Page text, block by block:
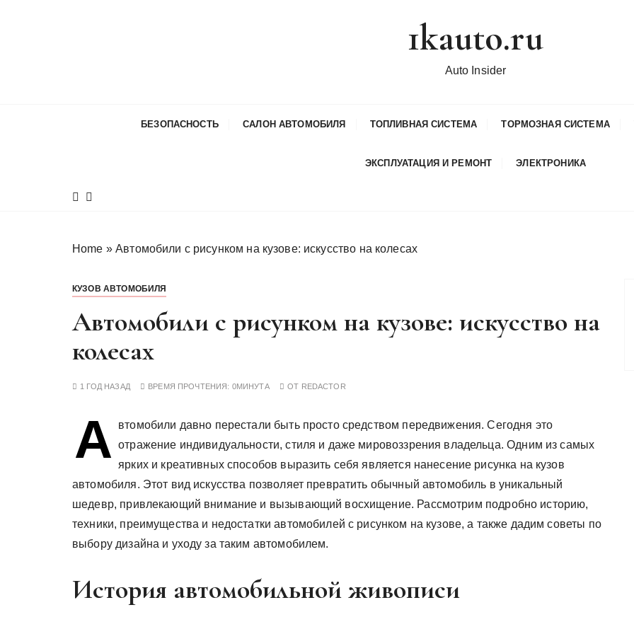
1kauto.ru
Auto Insider
БЕЗОПАСНОСТЬ САЛОН АВТОМОБИЛЯ ТОПЛИВНАЯ СИСТЕМА ТОРМОЗНАЯ СИСТЕМА
ЭКСПЛУАТАЦИЯ И РЕМОНТ ЭЛЕКТРОНИКА
Home »Автомобили с рисунком на кузове: искусство на колесах
КУЗОВ АВТОМОБИЛЯ
Автомобили с рисунком на кузове: искусство на
колесах
1 ГОД НАЗАД ВРЕМЯ ПРОЧТЕНИЯ: 0МИНУТА ОТ REDACTOR
А
втомобили давно перестали быть просто средством передвижения. Сегодня это
отражение индивидуальности, стиля и даже мировоззрения владельца. Одним из самых
ярких и креативных способов выразить себя является нанесение рисунка на кузов
автомобиля. Этот вид искусства позволяет превратить обычный автомобиль в уникальный
шедевр, привлекающий внимание и вызывающий восхищение. Рассмотрим подробно историю,
техники, преимущества и недостатки автомобилей с рисунком на кузове, а также дадим советы по
выбору дизайна и уходу за таким автомобилем.
История автомобильной живописи